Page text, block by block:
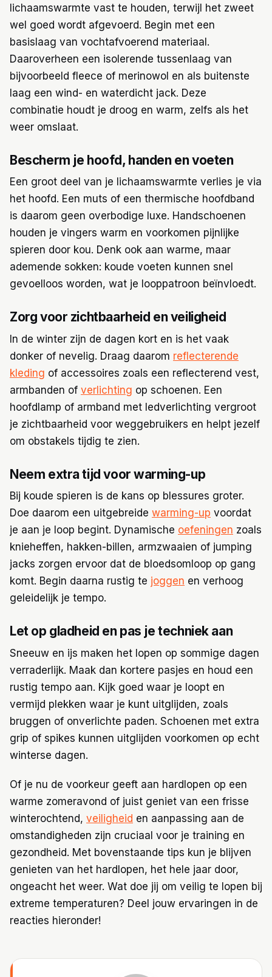
lichaamswarmte vast te houden, terwijl het zweet
wel goed wordt afgevoerd. Begin met een
basislaag van vochtafvoerend materiaal.
Daaroverheen een isolerende tussenlaag van
bijvoorbeeld fleece of merinowol en als buitenste
laag een wind- en waterdicht jack. Deze
combinatie houdt je droog en warm, zelfs als het
weer omslaat.
Bescherm je hoofd, handen en voeten
Een groot deel van je lichaamswarmte verlies je via
het hoofd. Een muts of een thermische hoofdband
is daarom geen overbodige luxe. Handschoenen
houden je vingers warm en voorkomen pijnlijke
spieren door kou. Denk ook aan warme, maar
ademende sokken: koude voeten kunnen snel
gevoelloos worden, wat je looppatroon beïnvloedt.
Zorg voor zichtbaarheid en veiligheid
In de winter zijn de dagen kort en is het vaak
donker of nevelig. Draag daarom reflecterende
kleding of accessoires zoals een reflecterend vest,
armbanden of verlichting op schoenen. Een
hoofdlamp of armband met ledverlichting vergroot
je zichtbaarheid voor weggebruikers en helpt jezelf
om obstakels tijdig te zien.
Neem extra tijd voor warming-up
Bij koude spieren is de kans op blessures groter.
Doe daarom een uitgebreide warming-up voordat
je aan je loop begint. Dynamische oefeningen zoals
knieheffen, hakken-billen, armzwaaien of jumping
jacks zorgen ervoor dat de bloedsomloop op gang
komt. Begin daarna rustig te joggen en verhoog
geleidelijk je tempo.
Let op gladheid en pas je techniek aan
Sneeuw en ijs maken het lopen op sommige dagen
verraderlijk. Maak dan kortere pasjes en houd een
rustig tempo aan. Kijk goed waar je loopt en
vermijd plekken waar je kunt uitglijden, zoals
bruggen of onverlichte paden. Schoenen met extra
grip of spikes kunnen uitglijden voorkomen op echt
winterse dagen.
Of je nu de voorkeur geeft aan hardlopen op een
warme zomeravond of juist geniet van een frisse
winterochtend, veiligheid en aanpassing aan de
omstandigheden zijn cruciaal voor je training en
gezondheid. Met bovenstaande tips kun je blijven
genieten van het hardlopen, het hele jaar door,
ongeacht het weer. Wat doe jij om veilig te lopen bij
extreme temperaturen? Deel jouw ervaringen in de
reacties hieronder!